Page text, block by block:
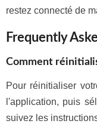
restez connecté de
Frequently
Comment
Pour réinitialiser
l'application, puis
suivez les